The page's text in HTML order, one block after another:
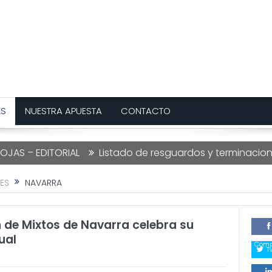
NUESTRA APUESTA CONTACTO
Listado de resguardos y terminaciones Lotería
NAVARRA
de Mixtos de Navarra celebra su